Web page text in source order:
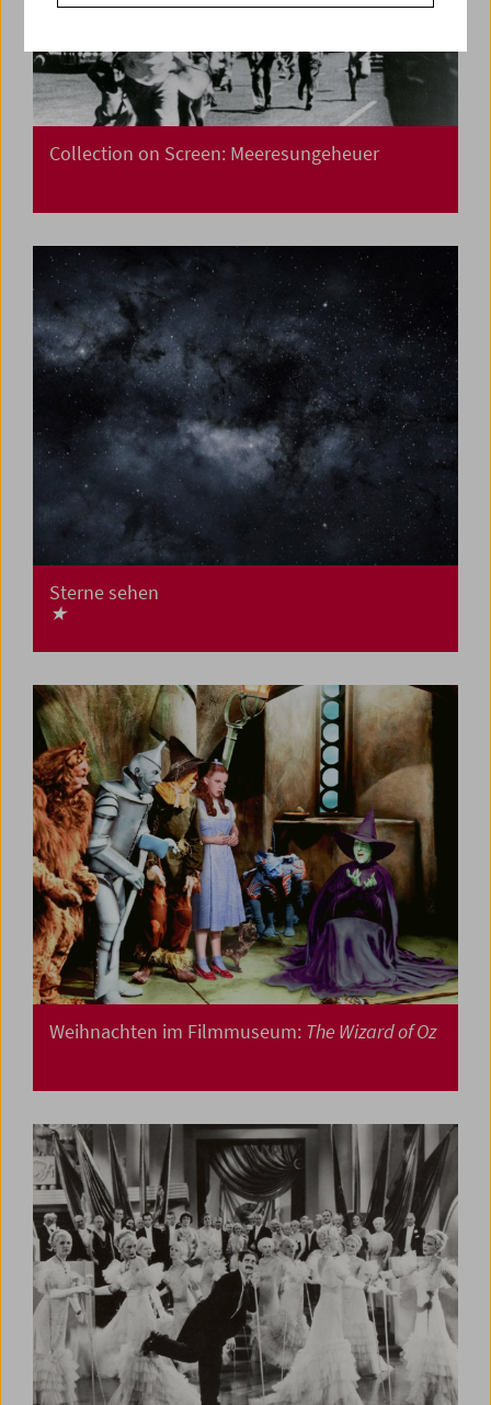
Collection on Screen: Meeresungeheuer
Sterne sehen
★
Weihnachten im Filmmuseum: The Wizard of Oz